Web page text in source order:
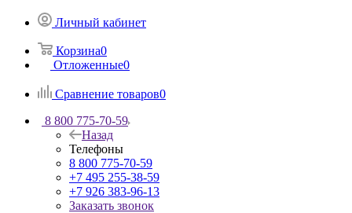
Личный кабинет
Корзина0
Отложенные0
Сравнение товаров0
8 800 775-70-59
Назад
Телефоны
8 800 775-70-59
+7 495 255-38-59
+7 926 383-96-13
Заказать звонок